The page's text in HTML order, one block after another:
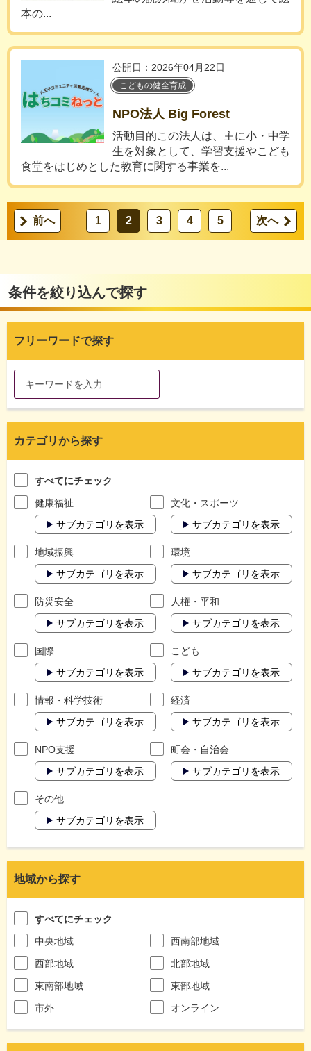
本の...
公開日：2026年04月22日
こどもの健全育成
NPO法人 Big Forest
活動目的この法人は、主に小・中学
生を対象として、学習支援やこども
食堂をはじめとした教育に関する事業を...
前へ 1 2 3 4 5 次へ
条件を絞り込んで探す
フリーワードで探す
カテゴリから探す
すべてにチェック
健康福祉
サブカテゴリを表示
文化・スポーツ
サブカテゴリを表示
地域振興
サブカテゴリを表示
環境
サブカテゴリを表示
防災安全
サブカテゴリを表示
人権・平和
サブカテゴリを表示
国際
サブカテゴリを表示
こども
サブカテゴリを表示
情報・科学技術
サブカテゴリを表示
経済
サブカテゴリを表示
NPO支援
サブカテゴリを表示
町会・自治会
サブカテゴリを表示
その他
サブカテゴリを表示
地域から探す
すべてにチェック
中央地域
西南部地域
西部地域
北部地域
東南部地域
東部地域
市外
オンライン